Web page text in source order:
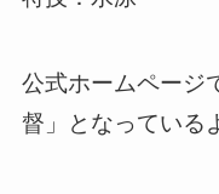
公式ホームページ
督」となっている